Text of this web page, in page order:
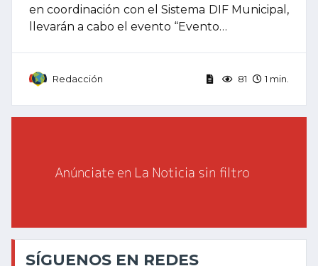
en coordinación con el Sistema DIF Municipal,
llevarán a cabo el evento “Evento…
Redacción 81 1 min.
SÍGUENOS EN REDES